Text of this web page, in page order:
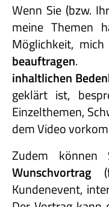
Wenn Sie (bzw.
meine Themen
Möglichkeit,
beauftragen.
inhaltlichen
geklärt ist,
Einzelthemen,
dem Video
Zudem
Wunschvortrag
Kundenevent,